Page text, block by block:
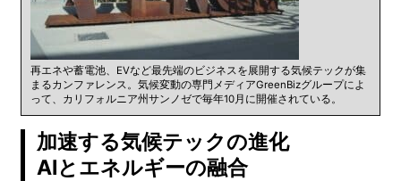
再エネや蓄電池、EVなど最先端のビジネスを展開する気候テックが集
まるカンファレンス。気候変動の専門メディアGreenBizグループによ
って、カリフォルニア州サンノゼで毎年10月に開催されている。
加速する気候テックの進化
AIとエネルギーの融合